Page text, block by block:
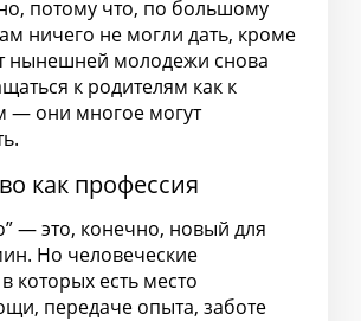
потому что, по большому
ничего не могли дать, кроме
нынешней молодежи снова
к родителям как к
— они многое могут
как профессия
— это, конечно, новый для
Но человеческие
которых есть место
передаче опыта, заботе